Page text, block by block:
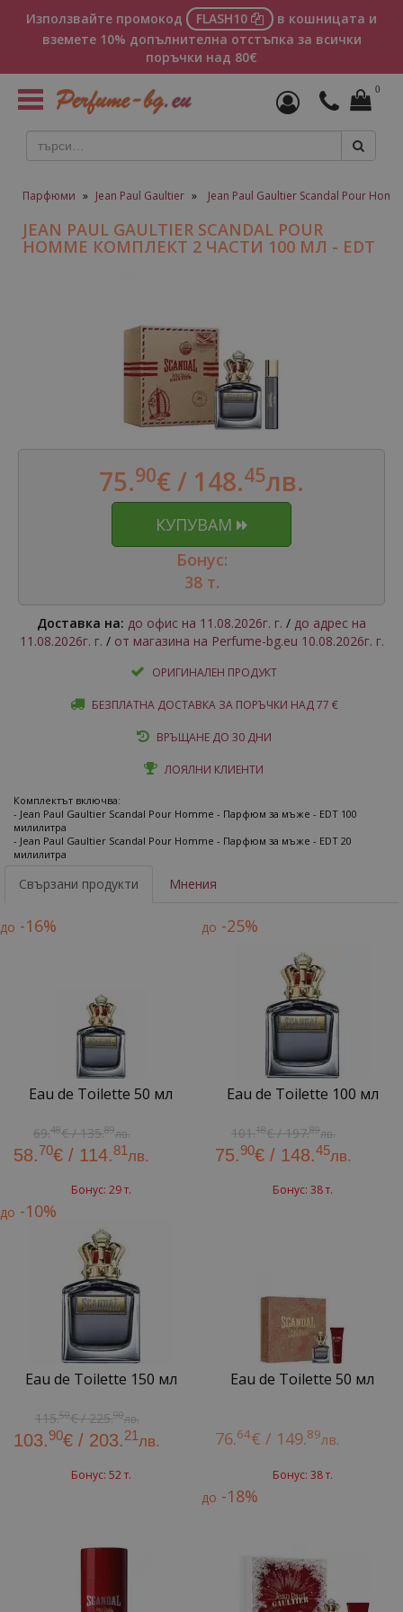
Използвайте промокод FLASH10
в кошницата и
вземете 10% допълнителна отстъпка за всички
поръчки над 80€
Toggle
navigation
0
Парфюми » Jean Paul Gaultier » Jean Paul Gaultier Scandal Pour
JEAN PAUL GAULTIER SCANDAL POUR
HOMME КОМПЛЕКТ 2 ЧАСТИ 100 МЛ - EDT
75.90€ / 148.45лв.
КУПУВАМ
Бонус:
38 т.
Доставка на: до офис на 11.08.2026г. г. / до адрес на
11.08.2026г. г. / от магазина на Perfume-bg.eu 10.08.2026г. г.
ОРИГИНАЛЕН ПРОДУКТ
БЕЗПЛАТНА ДОСТАВКА ЗА ПОРЪЧКИ НАД 77 €
ВРЪЩАНЕ ДО 30 ДНИ
ЛОЯЛНИ КЛИЕНТИ
Комплектът включва:
- Jean Paul Gaultier Scandal Pour Homme - Парфюм за мъже - EDT 100
милилитра
- Jean Paul Gaultier Scandal Pour Homme - Парфюм за мъже - EDT 20
милилитра
Свързани продукти Мнения
до -16%
Eau de Toilette 50 мл
69.48€ / 135.89лв.
58.70€ / 114.81лв.
Бонус: 29 т.
до -25%
Eau de Toilette 100 мл
101.18€ / 197.89лв.
75.90€ / 148.45лв.
Бонус: 38 т.
до -10%
Eau de Toilette 150 мл
115.50€ / 225.90лв.
103.90€ / 203.21лв.
Бонус: 52 т.
Eau de Toilette 50 мл
76.64€ / 149.89лв.
Бонус: 38 т.
до -18%